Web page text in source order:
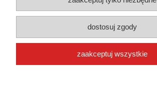
Płatności i dostawa
Informacje
O nas
dostosuj zgody
zaakceptuj wszystkie